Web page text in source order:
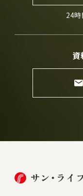
24
資